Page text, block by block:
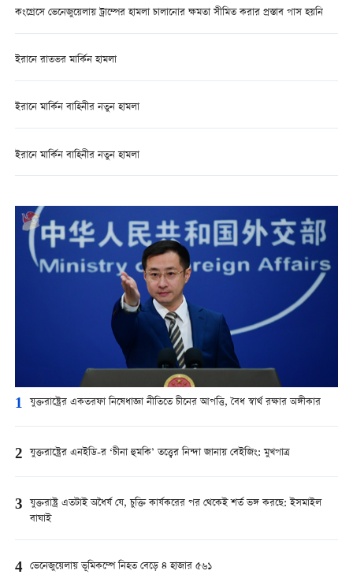
কংগ্রেসে ভেনেজুয়েলায় ট্রাম্পের হামলা চালানোর ক্ষমতা সীমিত করার প্রস্তাব পাস হয়নি
ইরানে রাতভর মার্কিন হামলা
ইরানে মার্কিন বাহিনীর নতুন হামলা
ইরানে মার্কিন বাহিনীর নতুন হামলা
1 যুক্তরাষ্ট্রের একতরফা নিষেধাজ্ঞা নীতিতে চীনের আপত্তি, বৈধ স্বার্থ রক্ষার অঙ্গীকার
2 যুক্তরাষ্ট্রের এনইডি-র ‘চীনা হুমকি’ তত্ত্বের নিন্দা জানায় বেইজিং: মুখপাত্র
3 যুক্তরাষ্ট্র এতটাই অধৈর্য যে, চুক্তি কার্যকরের পর থেকেই শর্ত ভঙ্গ করছে: ইসমাইল
বাঘাই
4 ভেনেজুয়েলায় ভূমিকম্পে নিহত বেড়ে ৪ হাজার ৫৬১